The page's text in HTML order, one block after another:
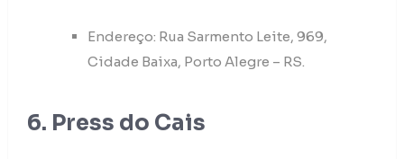
Endereço: Rua Sarmento Leite, 969,
Cidade Baixa, Porto Alegre – RS.
6. Press do Cais